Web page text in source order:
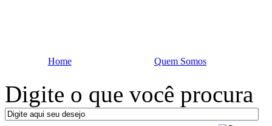
Home Quem Somos
Digite o que você procura